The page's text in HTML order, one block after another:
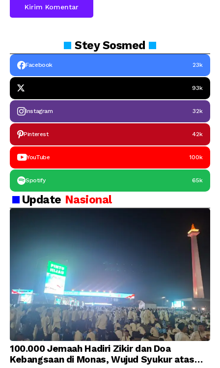
SteySosmed
Facebook 23k
93k
Instagram 32k
Pinterest 42k
YouTube 100k
Spotify 65k
Update Nasional
100.000 Jemaah Hadiri Zikir dan Doa
Kebangsaan di Monas, Wujud Syukur atas